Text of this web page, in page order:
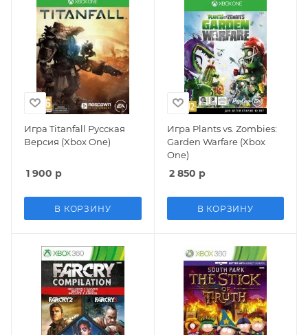
Игра Titanfall Русская
Версия (Xbox One)
1 900 р
В КОРЗИНУ
Игра Plants vs. Zombies:
Garden Warfare (Xbox
One)
2 850 р
В КОРЗИНУ